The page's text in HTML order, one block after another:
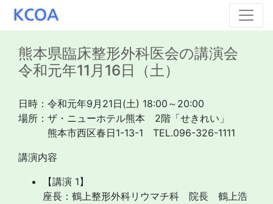
熊本県臨床整形外科医会の講演会
令和元年11月16日（土）
日時：令和元年9月21日(土) 18:00～20:00
場所：ザ・ニューホテル熊本 2階「せきれい」
熊本市西区春日1-13-1 TEL.096-326-1111
講演内容
【講演 1】
座長：鶴上整形外科リウマチ科 院長 鶴上浩